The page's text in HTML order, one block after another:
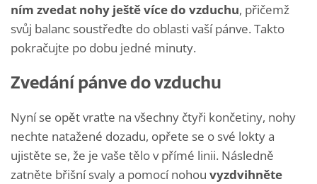
ním zvedat nohy ještě více do vzduchu, přičemž
svůj balanc soustřeďte do oblasti vaší pánve. Takto
pokračujte po dobu jedné minuty.
Zvedání pánve do vzduchu
Nyní se opět vraťte na všechny čtyři končetiny, nohy
nechte natažené dozadu, opřete se o své lokty a
ujistěte se, že je vaše tělo v přímé linii. Následně
zatněte břišní svaly a pomocí nohou vyzdvihněte